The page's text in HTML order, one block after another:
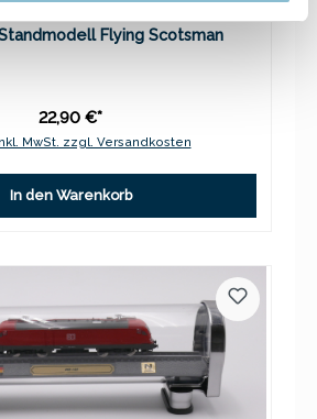
Flying Scotsman
22,90 €*
MwSt. zzgl. Versandkosten
In den Warenkorb